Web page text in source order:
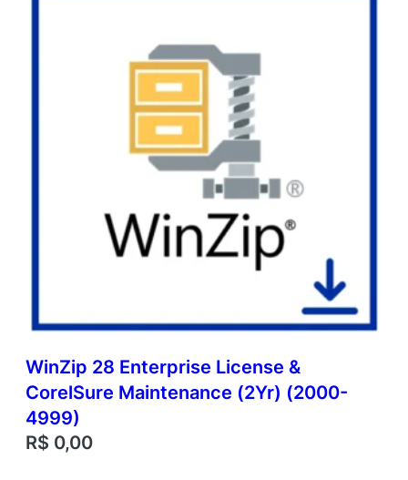
WinZip 28 Enterprise License &
CorelSure Maintenance (2Yr) (2000-
4999)
R$ 0,00